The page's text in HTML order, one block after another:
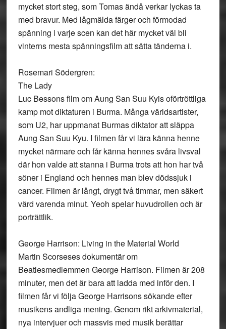
mycket stort steg, som Tomas ändå verkar lyckas ta
med bravur. Med lågmälda färger och förmodad
spänning i varje scen kan det här mycket väl bli
vinterns mesta spänningsfilm att sätta tänderna i.
Rosemari Södergren:
The Lady
Luc Bessons film om Aung San Suu Kyis oförtröttliga
kamp mot diktaturen i Burma. Många världsartister,
som U2, har uppmanat Burmas diktator att släppa
Aung San Suu Kyu. I filmen får vi lära känna henne
mycket närmare och får känna hennes svåra livsval
där hon valde att stanna i Burma trots att hon har två
söner i England och hennes man blev dödssjuk i
cancer. Filmen är långt, drygt två timmar, men säkert
värd varenda minut. Yeoh spelar huvudrollen och är
porträttlik.
George Harrison: Living in the Material World
Martin Scorseses dokumentär om
Beatlesmedlemmen George Harrison. Filmen är 208
minuter, men det är bara att ladda med inför den. I
filmen får vi följa George Harrisons sökande efter
musikens andliga mening. Genom rikt arkivmaterial,
nya intervjuer och massvis med musik berättar